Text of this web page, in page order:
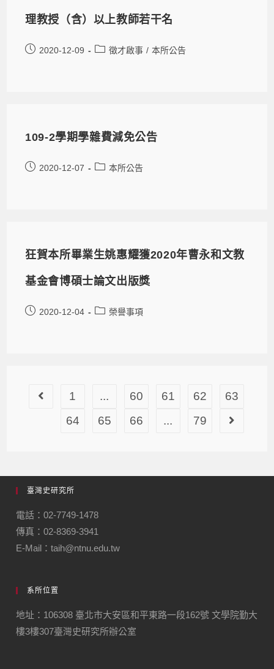
理教授（含）以上教師若干名
2020-12-09 徵才啟事 / 本所公告
109-2學期學雜費減免公告
2020-12-07 本所公告
狂賀本所畢業生姚惠耀獲2020年曹永和文教
基金會博碩士論文出版獎
2020-12-04 榮譽事項
1 ... 60 61 62
63
64
65 66 ... 79
臺灣史研究所
電話：02-7749-1478
傳真：02-8369-3941
E-Mail：taih@ntnu.edu.tw
系所位置
地址：106308 臺北市大安區和平東路一段162號 文學院勤大
樓3樓307臺灣史研究所辦公室